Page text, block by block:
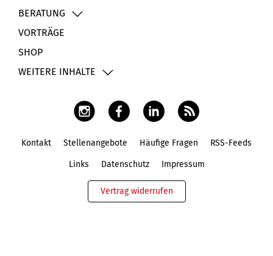
BERATUNG
VORTRÄGE
SHOP
WEITERE INHALTE
Kontakt Stellenangebote Häufige Fragen RSS-Feeds
Links Datenschutz Impressum
Vertrag widerrufen